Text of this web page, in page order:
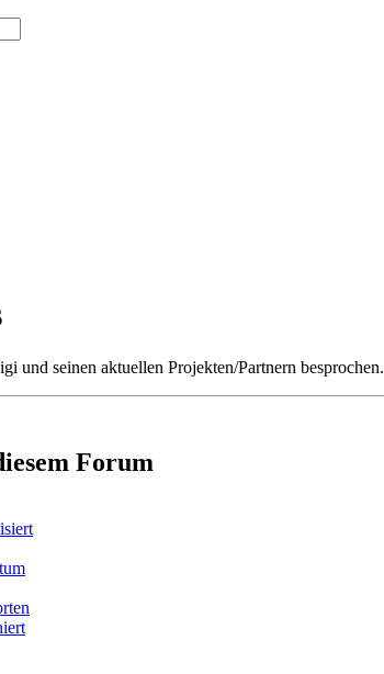
und seinen aktuellen Projekten/Partnern besprochen.
Forum